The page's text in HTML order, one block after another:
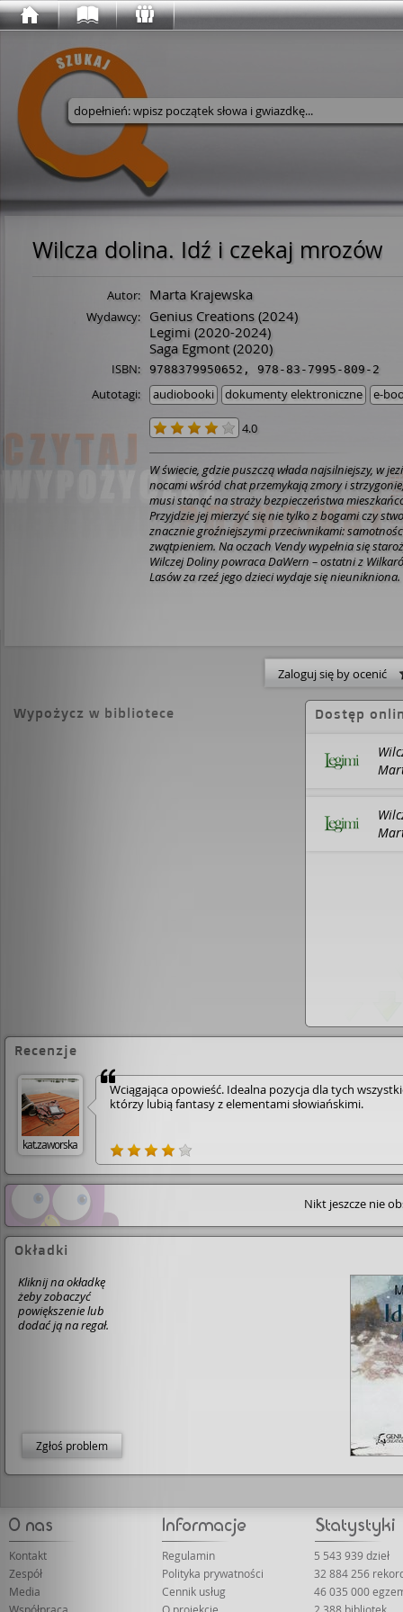
Wyszukaj w serwisie
Wilcza dolina. Idź i czekaj mrozów
Autor: Marta Krajewska
Wydawcy: Genius Creations (2024)
Legimi (2020-2024)
Saga Egmont (2020)
ISBN: 9788379950652 , 978-83-7995-809-2
Autotagi: audiobooki dokumenty elektroniczne e-
4.0
W świecie, gdzie puszczą włada najsilniejszy, w
nocami wśród chat przemykają zmory i
musi stanąć na straży bezpieczeństwa
Przyjdzie jej mierzyć się nie tylko z bogami czy
znacznie groźniejszymi przeciwnikami:
zwątpieniem. Na oczach Vendy wypełnia się
Wilczej Doliny powraca DaWern – ostatni z
Lasów za rzeź jego dzieci wydaje się
Zaloguj się by ocenić
Wypożycz w bibliotece Dostęp
Recenzje
kat.zaworska
Wciągająca opowieść. Idealna pozycja dla tych
którzy lubią fantasy z elementami słowiańskimi.
Nikt jeszcze nie
Okładki
Kliknij na okładkę
żeby zobaczyć
powiększenie lub
dodać ją na regał.
Zgłoś problem
Kontakt
Zespół
Media
Regulamin
Polityka prywatności
Cennik usług
5 543 939 dzieł
32 884 256
46 035 000